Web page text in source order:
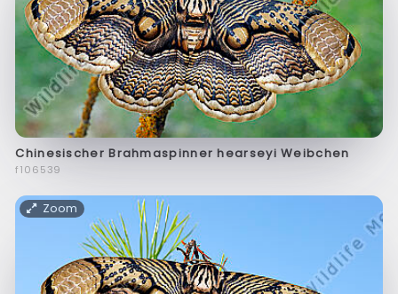
Chinesischer Brahmaspinner hearseyi Weibchen
f106539
Zoom